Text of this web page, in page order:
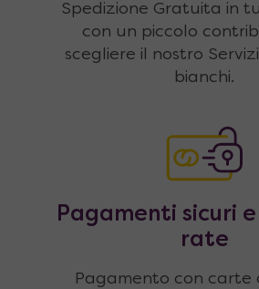
Spedizione Gratuita in
con un piccolo
scegliere il nostro
bianchi.
Pagamenti sicuri
rate
Pagamento con carte